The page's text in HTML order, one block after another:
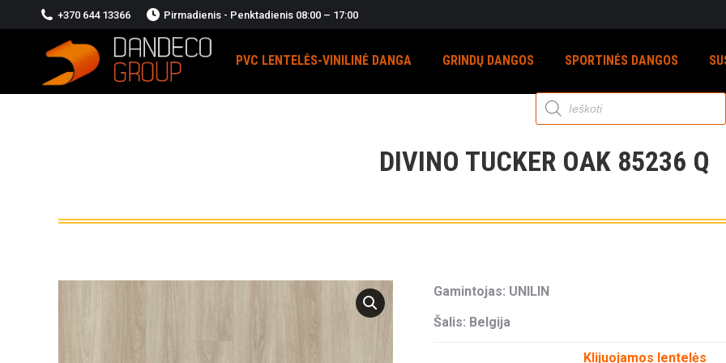
+370 644 13366 Pirmadienis - Penktadienis 08:00 – 17:00
PVC LENTELĖS-VINILINĖ DANGA GRINDŲ DANGOS SPORTINĖS DANGOS
Products
search
DIVINO TUCKER OAK 85236 Q
Gamintojas: UNILIN
Šalis: Belgija
Klijuojamos lentelės